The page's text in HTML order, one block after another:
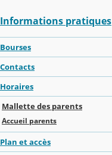
Informations pratiques
Bourses
Contacts
Horaires
Mallette des parents
Accueil parents
Plan et accès